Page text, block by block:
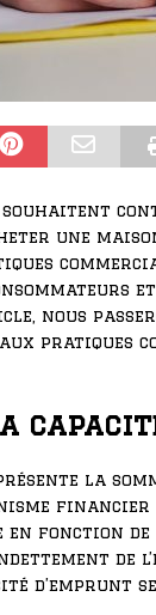
souhaitent
une
nous
pratiques
la
en fonction
de
d’emprunt